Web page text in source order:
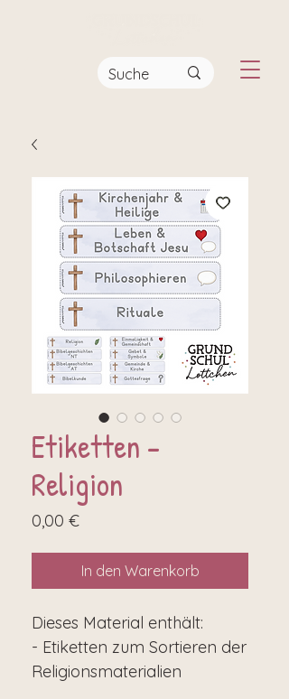
Etiketten -
Religion
0,00 €Preis
In den Warenkorb
Dieses Material enthält:
- Etiketten zum Sortieren der
Religionsmaterialien